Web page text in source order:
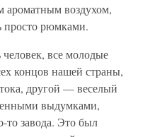
ароматным воздухом,
просто рюмками.
все молодые
концов нашей страны,
другой — веселый
выдумками,
то завода. Это был